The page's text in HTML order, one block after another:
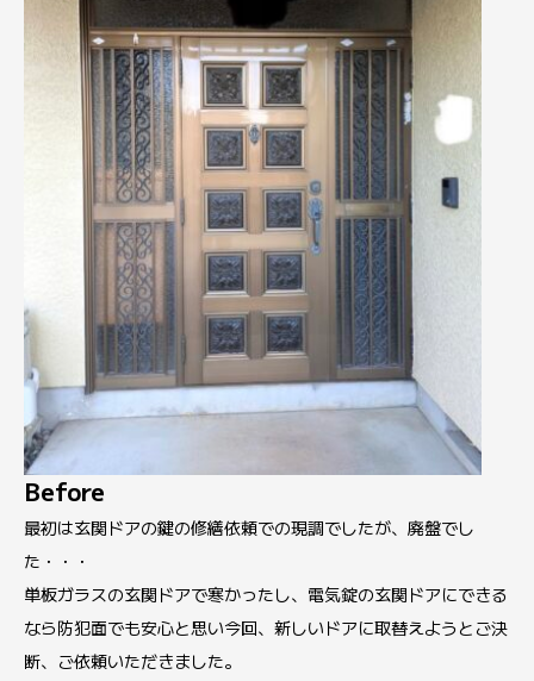
Before
最初は玄関ドアの鍵の修繕依頼での現調でしたが、廃盤でし
た・・・
単板ガラスの玄関ドアで寒かったし、電気錠の玄関ドアにできる
なら防犯面でも安心と思い今回、新しいドアに取替えようとご決
断、ご依頼いただきました。